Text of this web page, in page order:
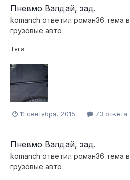
Пневмо Валдай, зад.
komanch ответил роман36 тема в
грузовые авто
Тяга
11 сентября, 2015 73 ответа
Пневмо Валдай, зад.
komanch ответил роман36 тема в
грузовые авто